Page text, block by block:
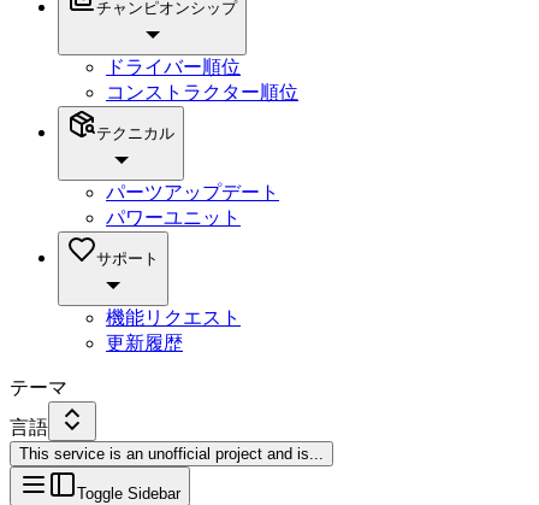
チャンピオンシップ
ドライバー順位
コンストラクター順位
テクニカル
パーツアップデート
パワーユニット
サポート
機能リクエスト
更新履歴
テーマ
言語
This service is an unofficial project and is...
Toggle Sidebar